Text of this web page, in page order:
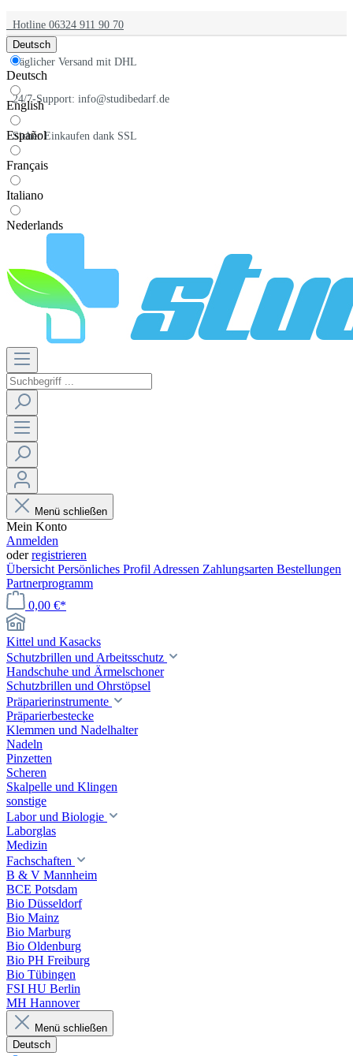
Hotline 06324 911 90 70
Täglicher Versand mit DHL
24/7-Support: info@studibedarf.de
Sicher Einkaufen dank SSL
Deutsch
Deutsch
English
Español
Français
Italiano
Nederlands
Menü schließen
Mein Konto
Anmelden
oderregistrieren
Übersicht Persönliches Profil Adressen Zahlungsarten Bestellungen
Partnerprogramm
0,00 €*
Kittel und Kasacks
Schutzbrillen und Arbeitsschutz
Handschuhe und Ärmelschoner
Schutzbrillen und Ohrstöpsel
Präparierinstrumente
Präparierbestecke
Klemmen und Nadelhalter
Nadeln
Pinzetten
Scheren
Skalpelle und Klingen
sonstige
Labor und Biologie
Laborglas
Medizin
Fachschaften
B & V Mannheim
BCE Potsdam
Bio Düsseldorf
Bio Mainz
Bio Marburg
Bio Oldenburg
Bio PH Freiburg
Bio Tübingen
FSI HU Berlin
MH Hannover
Menü schließen
Deutsch